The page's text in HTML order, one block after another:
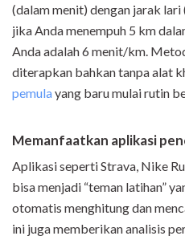
(dalam menit) dengan jarak
jika Anda menempuh 5 km
Anda adalah 6 menit/km.
diterapkan bahkan tanpa alat
pemulayang baru mulai rutin
Memanfaatkan aplikasi
Aplikasi seperti Strava, Nike
bisa menjadi “teman latihan”
otomatis menghitung dan
ini juga memberikan analisis